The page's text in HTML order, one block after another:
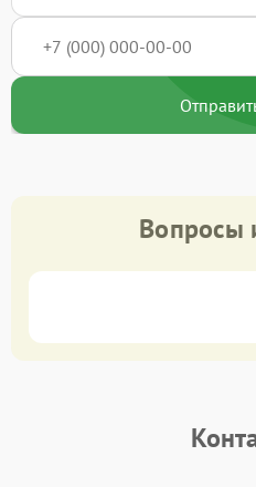
Вопросы